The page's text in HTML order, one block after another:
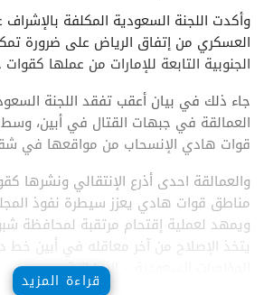
وأكدت اللجنة السعودية المكلفة
العسكري من إتفاق الرياض على ضرورة
الجنوبية التابعة للإمارات من عملها
جاء ذلك في بيان أعقب تفقد اللجنة
العمالقة في جبهات القتال في أبين، وسط
قوات هادي الإنسحاب من مواقعها في
والعمالقة احدى أذرع الإنتقالي
مناطق قوات هادي يعزز سيطرة نفوذ
ويمهد لعملية إقتحام مرتقبة لمحافظة
يتخذ الإصلاح من آخر معاقله في أبين
المؤامرات السعودية – الإماراتية.
قراءة المزيد